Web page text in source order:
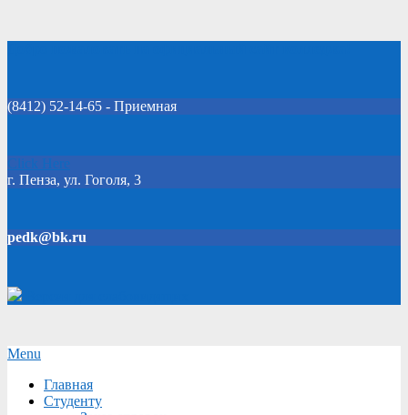
(8412) 52-14-65 - Приемная
Click Here
г. Пенза, ул. Гоголя, 3
pedk@bk.ru
Secondary
Menu
Menu
Главная
Студенту